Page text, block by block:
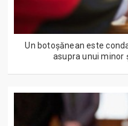
Un botoșănean este
asupra unui minor